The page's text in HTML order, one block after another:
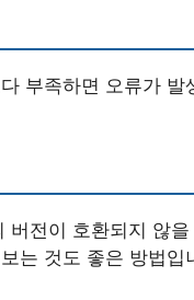
부족하면 오류가
전이 호환되지 않
는 것도 좋은 방법입